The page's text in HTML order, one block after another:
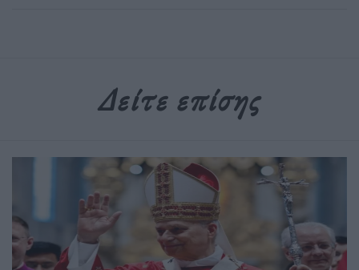
Δείτε επίσης